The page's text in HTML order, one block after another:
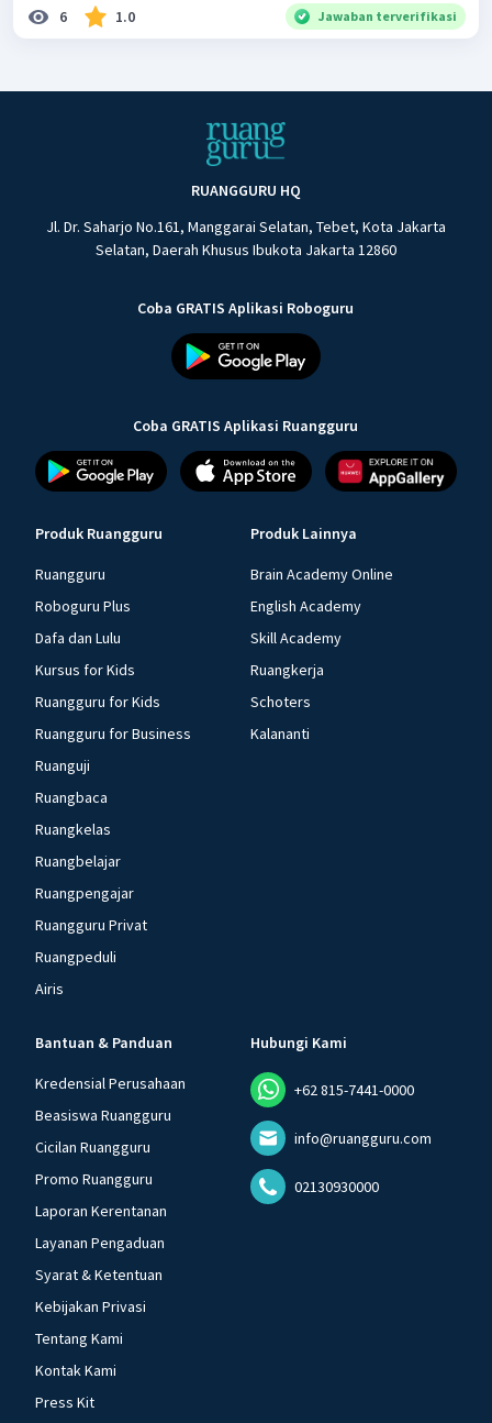
6 1.0 Jawaban terverifikasi
RUANGGURU HQ
Jl. Dr. Saharjo No.161, Manggarai Selatan, Tebet, Kota Jakarta
Selatan, Daerah Khusus Ibukota Jakarta 12860
Coba GRATIS Aplikasi Roboguru
Coba GRATIS Aplikasi Ruangguru
Produk Ruangguru
Ruangguru
Roboguru Plus
Dafa dan Lulu
Kursus for Kids
Ruangguru for Kids
Ruangguru for Business
Ruanguji
Ruangbaca
Ruangkelas
Ruangbelajar
Ruangpengajar
Ruangguru Privat
Ruangpeduli
Airis
Produk Lainnya
Brain Academy Online
English Academy
Skill Academy
Ruangkerja
Schoters
Kalananti
Bantuan & Panduan
Kredensial Perusahaan
Beasiswa Ruangguru
Cicilan Ruangguru
Promo Ruangguru
Laporan Kerentanan
Layanan Pengaduan
Syarat & Ketentuan
Kebijakan Privasi
Tentang Kami
Kontak Kami
Press Kit
Hubungi Kami
+62 815-7441-0000
info@ruangguru.com
02130930000